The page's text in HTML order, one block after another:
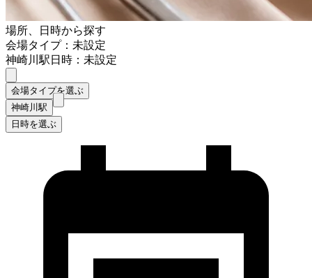
場所、日時から探す
会場タイプ：未設定
神崎川駅日時：未設定
会場タイプを選ぶ
神崎川駅
日時を選ぶ